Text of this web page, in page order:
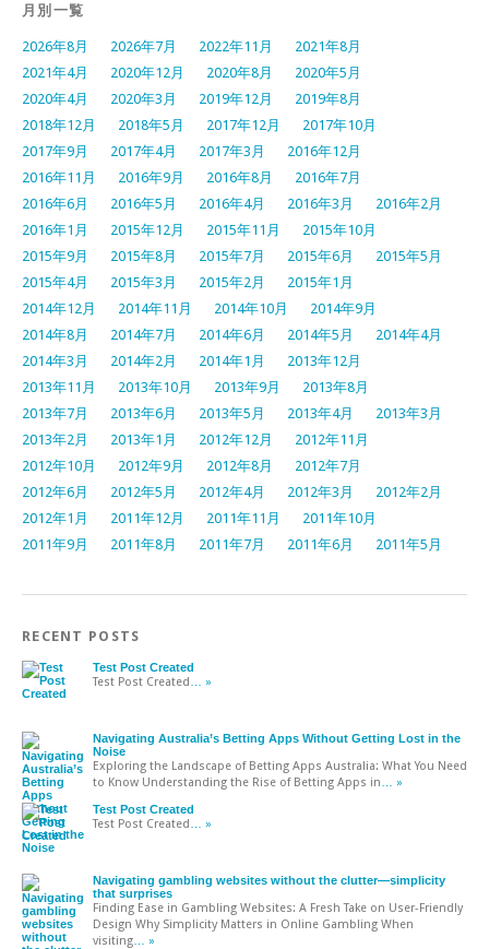
月別一覧
2026年8月 2026年7月 2022年11月
2021年8月
2021年4月
2020年12月 2020年8月
2020年5月
2020年4月
2020年3月 2019年12月
2019年8月
2018年12月
2018年5月 2017年12月
2017年10月
2017年9月
2017年4月 2017年3月
2016年12月
2016年11月
2016年9月 2016年8月
2016年7月
2016年6月
2016年5月 2016年4月 2016年3月
2016年2月
2016年1月
2015年12月 2015年11月
2015年10月
2015年9月
2015年8月 2015年7月 2015年6月
2015年5月
2015年4月
2015年3月 2015年2月
2015年1月
2014年12月
2014年11月 2014年10月
2014年9月
2014年8月
2014年7月 2014年6月 2014年5月
2014年4月
2014年3月
2014年2月 2014年1月
2013年12月
2013年11月
2013年10月 2013年9月
2013年8月
2013年7月
2013年6月 2013年5月 2013年4月
2013年3月
2013年2月
2013年1月 2012年12月
2012年11月
2012年10月
2012年9月 2012年8月
2012年7月
2012年6月
2012年5月 2012年4月 2012年3月
2012年2月
2012年1月
2011年12月 2011年11月
2011年10月
2011年9月
2011年8月 2011年7月 2011年6月 2011年5月
RECENT POSTS
Test Post Created
Test Post Created … »
Navigating Australia’s Betting Apps Without Getting Lost in the
Noise
Exploring the Landscape of Betting Apps Australia: What You Need
to Know Understanding the Rise of Betting Apps in … »
Test Post Created
Test Post Created … »
Navigating gambling websites without the clutter—simplicity
that surprises
Finding Ease in Gambling Websites: A Fresh Take on User-Friendly
Design Why Simplicity Matters in Online Gambling When
visiting … »